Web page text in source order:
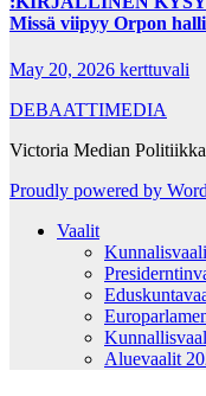
Missä viipyy Orpon
May 20, 2026 kerttuvali
DEBAATTIMEDIA
Victoria Median
Proudly powered by
Vaalit
Aluevaalit